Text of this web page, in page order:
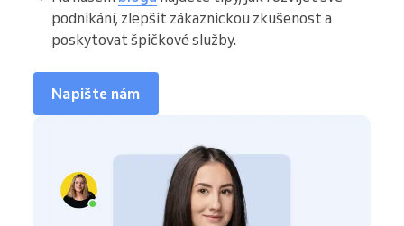
podnikání, zlepšit zákaznickou zkušenost a
poskytovat špičkové služby.
Napište nám